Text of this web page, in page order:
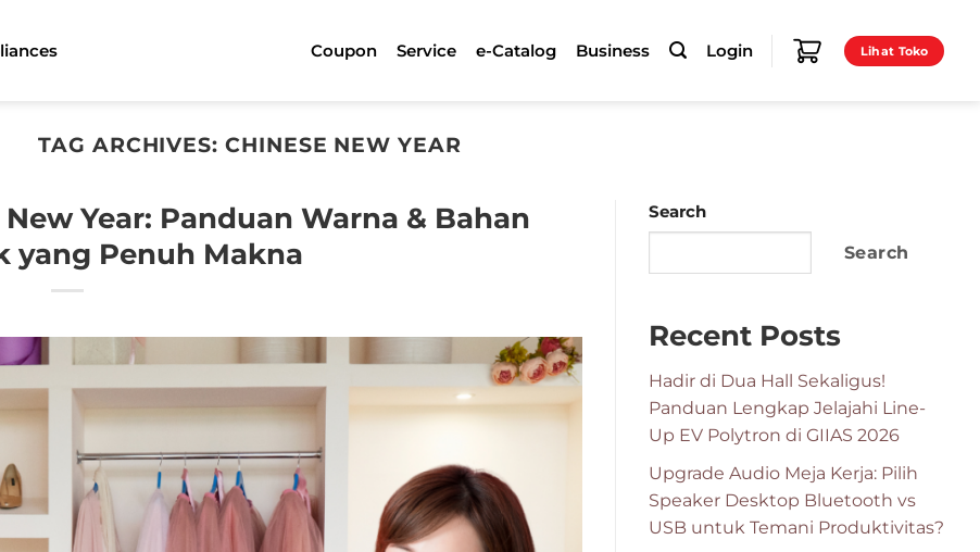
Coupon Service e-Catalog Business Login Lihat Toko
TAG ARCHIVES:CHINESE NEW YEAR
Year: Panduan Warna & Bahan
yang Penuh Makna
Search
Search
Recent Posts
Hadir di Dua Hall Sekaligus!
Panduan Lengkap Jelajahi Line-
Up EV Polytron di GIIAS 2026
Upgrade Audio Meja Kerja: Pilih
Speaker Desktop Bluetooth vs
USB untuk Temani Produktivitas?